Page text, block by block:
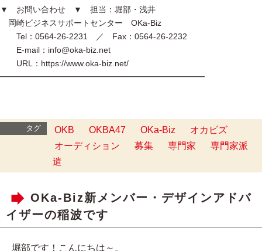
▼ お問い合わせ ▼ 担当：堀部・浅井
岡崎ビジネスサポートセンター OKa-Biz
Tel：0564-26-2231 ／ Fax：0564-26-2232
E-mail：info@oka-biz.net
URL：https://www.oka-biz.net/
━━━━━━━━━━━━━━━━━━━━━━━━━
タグ OKB OKBA47 OKa-Biz
オカビズ
オーディション
募集 専門家
専門家派
遣
OKa-Biz新メンバー・デザインアドバ
イザーの稲波です
堀部です！こんにちは～。